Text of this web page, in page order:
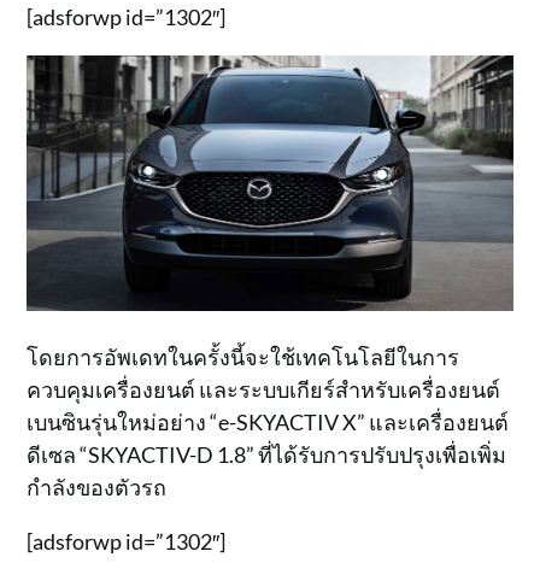
[adsforwp id=”1302″]
โดยการอัพเดทในครั้งนี้จะใช้เทคโนโลยีในการ
ควบคุมเครื่องยนต์ และระบบเกียร์สำหรับเครื่องยนต์
เบนซินรุ่นใหม่อย่าง “e-SKYACTIV X” และเครื่องยนต์
ดีเซล “SKYACTIV-D 1.8” ที่ได้รับการปรับปรุงเพื่อเพิ่ม
กำลังของตัวรถ
[adsforwp id=”1302″]